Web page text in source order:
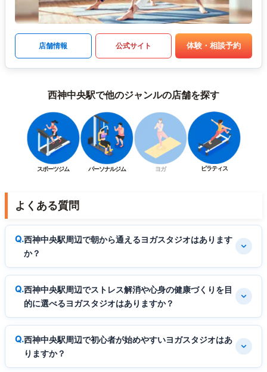
店舗情報 公式サイト 体験・相談予約
西神中央駅で他のジャンルの店舗を探す
スポーツジム パーソナルジム ヨガ ピラティス
よくある質問
西神中央駅周辺で朝から通えるヨガスタジオはあります
か？
西神中央駅周辺でストレス解消や心身の健康づくりを目
的に選べるヨガスタジオはありますか？
西神中央駅周辺で初心者が始めやすいヨガスタジオはあ
りますか？